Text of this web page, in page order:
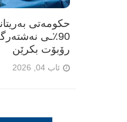
حکومەتی
90٪ـی
رۆبۆت بکرێن
ئاب 04, 2026